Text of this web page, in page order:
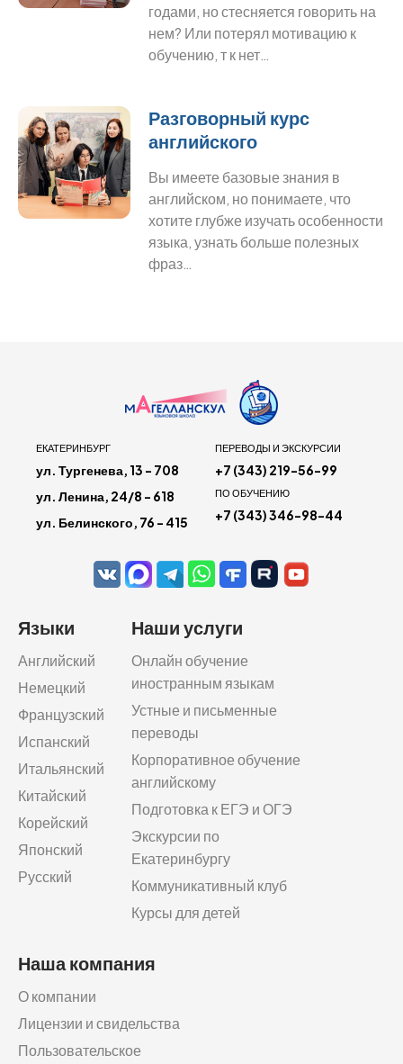
годами, но стесняется говорить на
нем? Или потерял мотивацию к
обучению, т к нет…
Разговорный курс
английского
Вы имеете базовые знания в
английском, но понимаете, что
хотите глубже изучать особенности
языка, узнать больше полезных
фраз…
ЕКАТЕРИНБУРГ
ул. Тургенева, 13 - 708
ул. Ленина, 24/8 - 618
ул. Белинского, 76 - 415
ПЕРЕВОДЫ И ЭКСКУРСИИ
+7 (343) 219-56-99
ПО ОБУЧЕНИЮ
+7 (343) 346-98-44
Языки
Английский
Немецкий
Французский
Испанский
Итальянский
Китайский
Корейский
Японский
Русский
Наши услуги
Онлайн обучение
иностранным языкам
Устные и письменные
переводы
Корпоративное обучение
английскому
Подготовка к ЕГЭ и ОГЭ
Экскурсии по
Екатеринбургу
Коммуникативный клуб
Курсы для детей
Наша компания
О компании
Лицензии и свидельства
Пользовательское